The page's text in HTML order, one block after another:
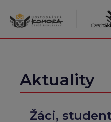
obsah
Aktuality
Žáci,